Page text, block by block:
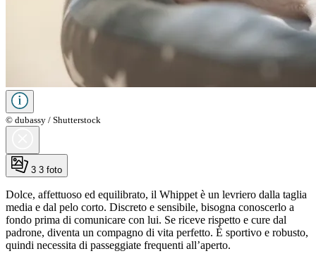
© dubassy / Shutterstock
3 3 foto
Dolce, affettuoso ed equilibrato, il Whippet è un levriero dalla taglia
media e dal pelo corto. Discreto e sensibile, bisogna conoscerlo a
fondo prima di comunicare con lui. Se riceve rispetto e cure dal
padrone, diventa un compagno di vita perfetto. È sportivo e robusto,
quindi necessita di passeggiate frequenti all’aperto.